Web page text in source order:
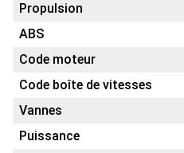
Propulsion
ABS
Code moteur
Code boîte de vitesses
Vannes
Puissance